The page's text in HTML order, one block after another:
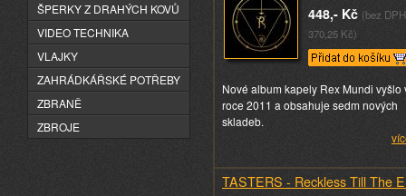
448,- Kč (bez DPH
370,25 Kč)
Nové album kapely Rex Mundi vyšlo
roce 2011 a obsahuje sedm nových
skladeb.
TASTERS - Reckless Till The
ŠPERKY Z DRAHÝCH KOVŮ
VIDEO TECHNIKA
VLAJKY
ZAHRÁDKÁŘSKÉ POTŘEBY
ZBRANĚ
ZBROJE